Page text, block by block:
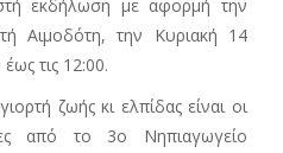
εκδήλωση με αφορμή την
Αιμοδότη, την Κυριακή 14
τις 12:00.
ζωής κι ελπίδας είναι οι
από το 3ο Νηπιαγωγείο